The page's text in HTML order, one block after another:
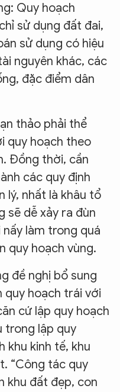
Quy hoạch
sử dụng đất đai,
sử dụng có hiệu
nguyên khác, các
đặc điểm dân
thảo phải thể
quy hoạch theo
Đồng thời, cần
các quy định
lý, nhất là khâu tổ
sẽ dễ xảy ra đùn
làm trong quá
quy hoạch vùng.
đề nghị bổ sung
quy hoạch trái với
cứ lập quy hoạch
trong lập quy
khu kinh tế, khu
“Công tác quy
khu đất đẹp, con